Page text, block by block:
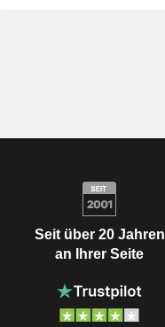
Seit über 20 Jahren
an Ihrer Seite